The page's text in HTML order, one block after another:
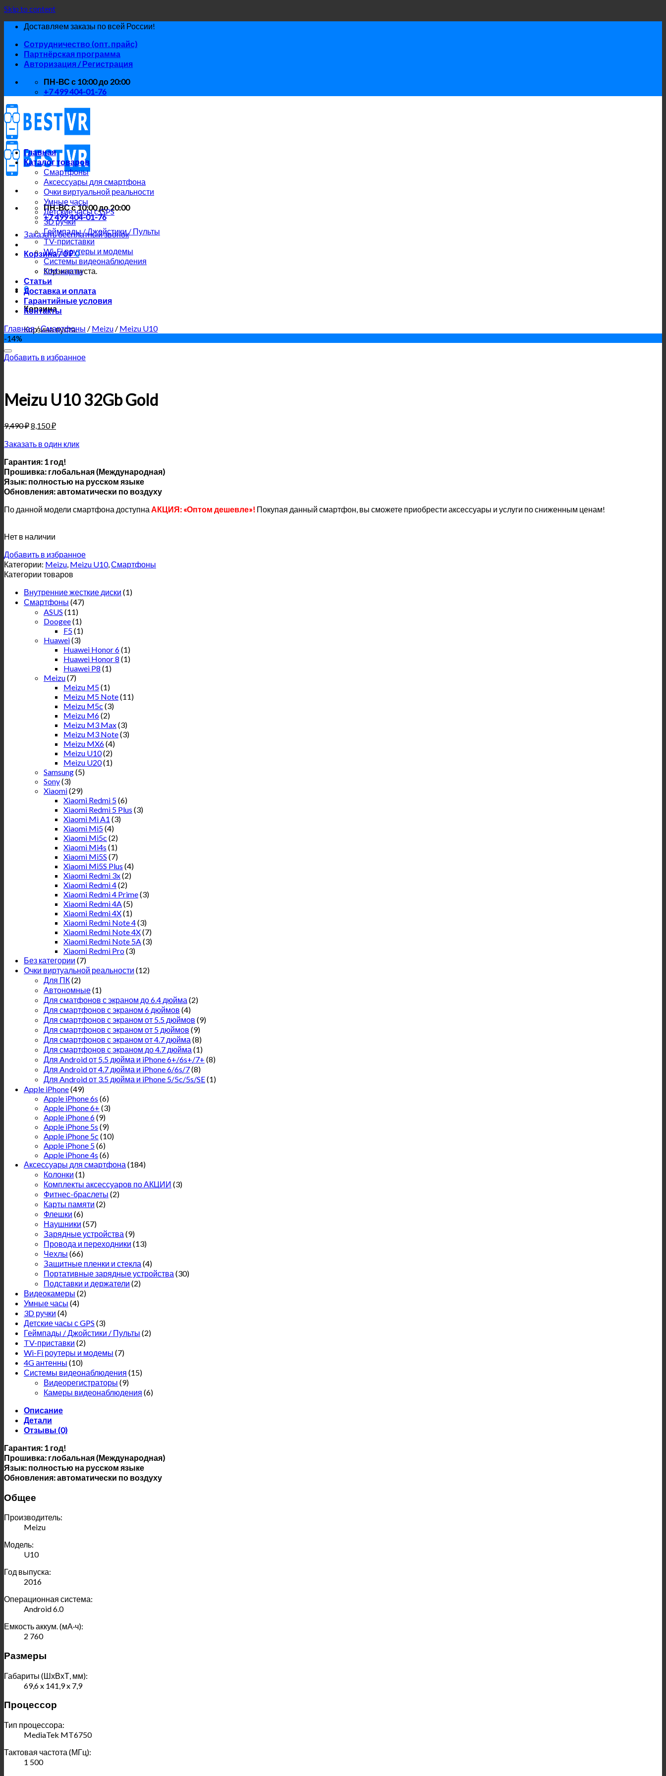
Skip to content
Доставляем заказы по всей России!
Сотрудничество (опт. прайс)
Партнёрская программа
Авторизация / Регистрация
ПН-ВС с 10:00 до 20:00
+7 499 404-01-76
ПН-ВС с 10:00 до 20:00
+7 499 404-01-76
Заказать бесплатный звонок
Корзина /0₽0
Корзина пуста.
0
Корзина
Корзина пуста.
Главная
Каталог товаров
Смартфоны
Аксессуары для смартфона
Очки виртуальной реальности
Умные часы
Детские часы с GPS
3D ручки
Геймпады / Джойстики / Пульты
TV-приставки
Wi-Fi роутеры и модемы
Системы видеонаблюдения
SIM-карты
Статьи
Доставка и оплата
Гарантийные условия
Контакты
Главная/Смартфоны / Meizu / Meizu U10
-14%
Добавить в избранное
Meizu U10 32Gb Gold
9,490₽8,150₽
Заказать в один клик
Гарантия: 1 год!
Прошивка: глобальная (Международная)
Язык: полностью на русском языке
Обновления: автоматически по воздуху
По данной модели смартфона доступна АКЦИЯ: «Оптом дешевле»! Покупая данный смартфон, вы сможете приобрести аксессуары и услуги по сниженным ценам!
Нет в наличии
Добавить в избранное
Категории: Meizu, Meizu U10,Смартфоны
Категории товаров
Внутренние жесткие диски (1)
Смартфоны (47)
ASUS (11)
Doogee(1)
F5(1)
Huawei(3)
Huawei Honor 6(1)
Huawei Honor 8 (1)
Huawei P8 (1)
Meizu(7)
Meizu M5(1)
Meizu M5 Note(11)
Meizu M5c (3)
Meizu M6(2)
Meizu M3 Max(3)
Meizu M3 Note(3)
Meizu MX6(4)
Meizu U10(2)
Meizu U20(1)
Samsung(5)
Sony(3)
Xiaomi(29)
Xiaomi Redmi 5(6)
Xiaomi Redmi 5 Plus (3)
Xiaomi Mi A1 (3)
Xiaomi Mi5(4)
Xiaomi Mi5c (2)
Xiaomi Mi4s (1)
Xiaomi Mi5S (7)
Xiaomi Mi5S Plus (4)
Xiaomi Redmi 3x(2)
Xiaomi Redmi 4(2)
Xiaomi Redmi 4 Prime(3)
Xiaomi Redmi 4A(5)
Xiaomi Redmi 4X(1)
Xiaomi Redmi Note 4(3)
Xiaomi Redmi Note 4X(7)
Xiaomi Redmi Note 5A(3)
Xiaomi Redmi Pro(3)
Без категории (7)
Очки виртуальной реальности (12)
Для ПК(2)
Автономные(1)
Для сматфонов с экраном до 6.4 дюйма (2)
Для смартфонов с экраном 6 дюймов (4)
Для смартфонов с экраном от 5.5 дюймов (9)
Для смартфонов с экраном от 5 дюймов (9)
Для смартфонов с экраном от 4.7 дюйма (8)
Для смартфонов с экраном до 4.7 дюйма (1)
Для Android от 5.5 дюйма и iPhone 6+/6s+/7+ (8)
Для Android от 4.7 дюйма и iPhone 6/6s/7(8)
Для Android от 3.5 дюйма и iPhone 5/5c/5s/SE(1)
Apple iPhone(49)
Apple iPhone 6s (6)
Apple iPhone 6+ (3)
Apple iPhone 6(9)
Apple iPhone 5s (9)
Apple iPhone 5c (10)
Apple iPhone 5(6)
Apple iPhone 4s (6)
Аксессуары для смартфона (184)
Колонки (1)
Комплекты аксессуаров по АКЦИИ (3)
Фитнес-браслеты (2)
Карты памяти (2)
Флешки (6)
Наушники (57)
Зарядные устройства (9)
Провода и переходники (13)
Чехлы (66)
Защитные пленки и стекла (4)
Портативные зарядные устройства (30)
Подставки и держатели (2)
Видеокамеры (2)
Умные часы (4)
3D ручки (4)
Детские часы с GPS (3)
Геймпады / Джойстики / Пульты (2)
TV-приставки (2)
Wi-Fi роутеры и модемы (7)
4G антенны (10)
Системы видеонаблюдения (15)
Видеорегистраторы (9)
Камеры видеонаблюдения (6)
Описание
Детали
Отзывы (0)
Гарантия: 1 год!
Прошивка: глобальная (Международная)
Язык: полностью на русском языке
Обновления: автоматически по воздуху
Общее
Производитель:
Meizu
Модель:
U10
Год выпуска:
2016
Операционная система:
Android 6.0
Емкость аккум. (мА·ч):
2 760
Размеры
Габариты (ШхВхТ, мм):
69,6 x 141,9 x 7,9
Процессор
Тип процессора:
MediaTek MT6750
Тактовая частота (МГц):
1 500